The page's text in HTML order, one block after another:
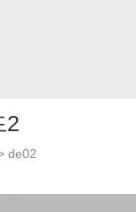
2
de02